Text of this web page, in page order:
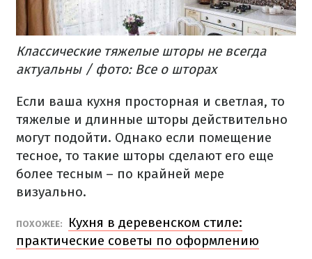
Классические тяжелые шторы не всегда
актуальны / фото: Все о шторах
Если ваша кухня просторная и светлая, то
тяжелые и длинные шторы действительно
могут подойти. Однако если помещение
тесное, то такие шторы сделают его еще
более тесным – по крайней мере
визуально.
ПОХОЖЕЕ:
Кухня в деревенском стиле:
практические советы по оформлению